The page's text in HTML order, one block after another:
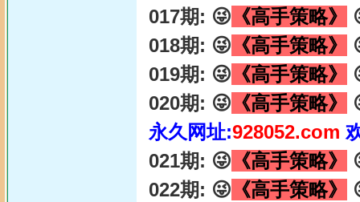
017期: 😜 《高手策略》
018期: 😜 《高手策略》
019期: 😜 《高手策略》
020期: 😜 《高手策略》
永久网址:928052.com
021期: 😜 《高手策略》
022期: 😜 《高手策略》